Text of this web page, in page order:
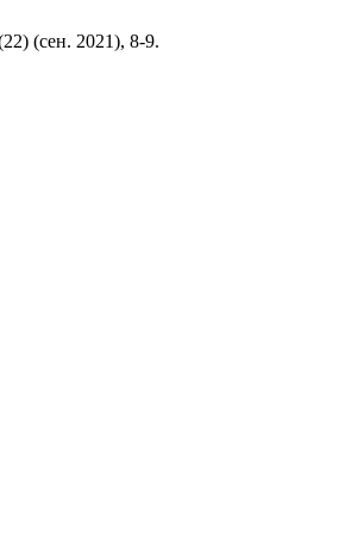
(сен. 2021), 8-9.